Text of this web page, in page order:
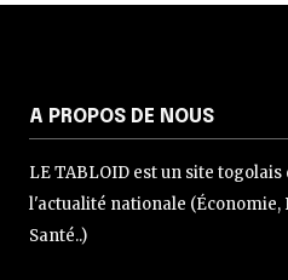
A PROPOS DE NOUS
LE TABLOID est un site
l'actualité nationale (Économie,
Santé..)